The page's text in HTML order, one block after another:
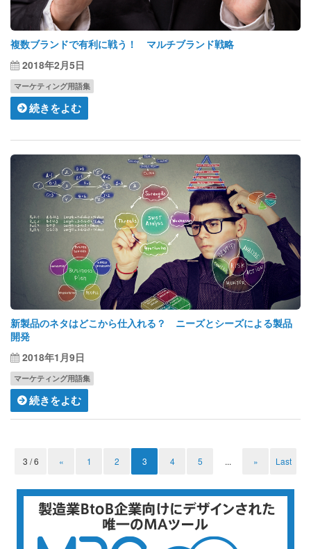
複数ブランドで有利に戦う！ マルチブランド戦略
2018年2月5日
マーケティング用語集
続きをよむ
新製品のネタはどこから仕入れる？ ニーズとシーズによる製品
開発
2018年1月9日
マーケティング用語集
続きをよむ
3 / 6 « 1 2 3 4 5 ... » Last